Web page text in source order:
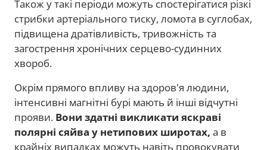
Також у такі періоди можуть спостерігатися різкі
стрибки артеріального тиску, ломота в суглобах,
підвищена дратівливість, тривожність та
загострення хронічних серцево-судинних
хвороб.
Окрім прямого впливу на здоров'я людини,
інтенсивні магнітні бурі мають й інші відчутні
прояви. Вони здатні викликати яскраві
полярні сяйва у нетипових широтах, а в
крайніх випадках можуть навіть провокувати